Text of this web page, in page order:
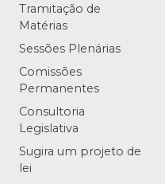
Tramitação de
Matérias
Sessões Plenárias
Comissões
Permanentes
Consultoria
Legislativa
Sugira um projeto de
lei